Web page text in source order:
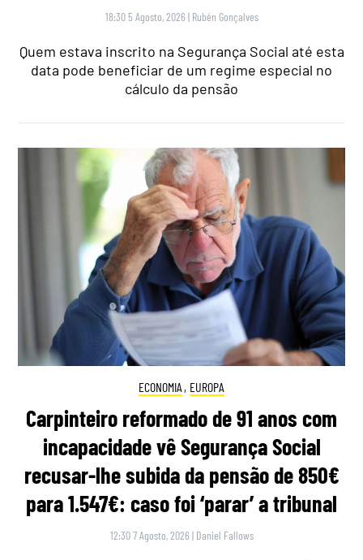
18:30 5 Agosto, 2026 | Rubén Gonçalves
Quem estava inscrito na Segurança Social até esta
data pode beneficiar de um regime especial no
cálculo da pensão
ECONOMIA , EUROPA
Carpinteiro reformado de 91 anos com
incapacidade vê Segurança Social
recusar-lhe subida da pensão de 850€
para 1.547€: caso foi ‘parar’ a tribunal
12:30 7 Agosto, 2026 | Daniel Fallows